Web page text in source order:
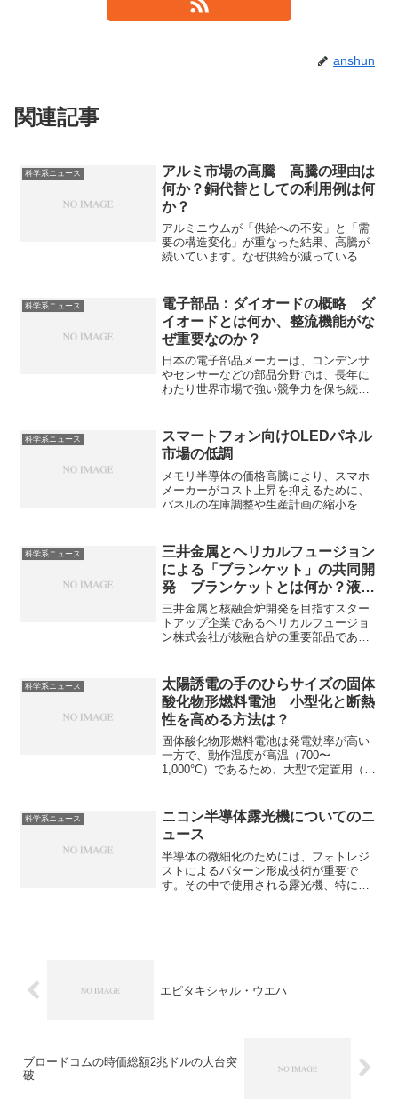
anshun
関連記事
科学系ニュース
アルミ市場の高騰 高騰の理由は
何か？銅代替としての利用例は何
か？
アルミニウムが「供給への不安」と「需
要の構造変化」が重なった結果、高騰が
続いています。なぜ供給が減っているの
科学系ニュース
電子部品：ダイオードの概略 ダ
イオードとは何か、整流機能がな
ぜ重要なのか？
日本の電子部品メーカーは、コンデンサ
やセンサーなどの部品分野では、長年に
わたり世界市場で強い競争力を保ち続け
用」を持つ半導体素子です。整流作用を
持つ理由やその重要性を知ることができ
ます。
科学系ニュース
スマートフォン向けOLEDパネル
市場の低調
メモリ半導体の価格高騰により、スマホ
メーカーがコスト上昇を抑えるために、
パネルの在庫調整や生産計画の縮小を行
のか知ることができます。
科学系ニュース
三井金属とヘリカルフュージョン
による「ブランケット」の共同開
発 ブランケットとは何か？液体
金属を用いるメリットは何か？
三井金属と核融合炉開発を目指すスター
トアップ企業であるヘリカルフュージョ
ン株式会社が核融合炉の重要部品である
生成、炉の保護という核融合炉の運用に
不可欠な役割を担います。核融合におけ
るブランケットの働きやどのような素材
が適しているのかを知ることができま
す。
科学系ニュース
太陽誘電の手のひらサイズの固体
酸化物形燃料電池 小型化と断熱
性を高める方法は？
固体酸化物形燃料電池は発電効率が高い
一方で、動作温度が高温（700〜
1,000°C）であるため、大型で定置用（エ
イズとしたのかを知ることができます。
科学系ニュース
ニコン半導体露光機についてのニ
ュース
半導体の微細化のためには、フォトレジ
ストによるパターン形成技術が重要で
す。その中で使用される露光機、特に最
エピタキシャル・ウエハ
ブロードコムの時価総額2兆ドルの大台突
破